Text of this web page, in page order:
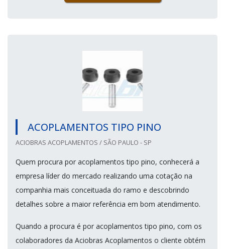
ACOPLAMENTOS TIPO PINO
ACIOBRAS ACOPLAMENTOS / SÃO PAULO - SP
Quem procura por acoplamentos tipo pino, conhecerá a
empresa líder do mercado realizando uma cotação na
companhia mais conceituada do ramo e descobrindo
detalhes sobre a maior referência em bom atendimento.
Quando a procura é por acoplamentos tipo pino, com os
colaboradores da Aciobras Acoplamentos o cliente obtém